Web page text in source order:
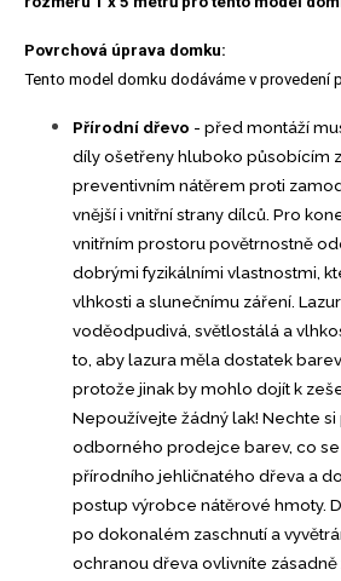
Povrchová úprava domku:
Tento model domku dodáváme v provedení
Přírodní dřevo - před montáží
díly ošetřeny hluboko působícím
preventivním nátěrem proti
vnější i vnitřní strany dílců. Pro
vnitřním prostoru povětrnostně
dobrými fyzikálními vlastnostmi,
vlhkosti a slunečnímu záření.
voděodpudivá, světlostálá a
to, aby lazura měla dostatek
protože jinak by mohlo dojít k
Nepoužívejte žádný lak! Nechte
odborného prodejce barev, co se
přírodního jehličnatého dřeva a
postup výrobce nátěrové hmoty.
po dokonalém zaschnutí a
ochranou dřeva ovlivníte